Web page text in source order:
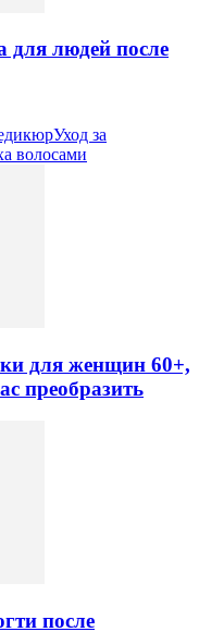
людей после
Уход за
волосами
для женщин 60+,
преобразить
после